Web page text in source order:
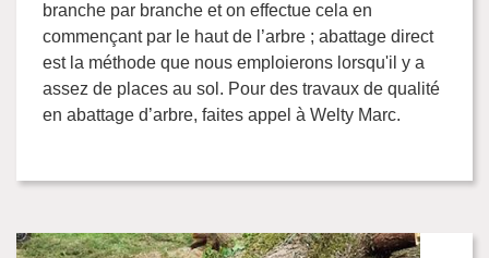
branche par branche et on effectue cela en
commençant par le haut de l’arbre ; abattage direct
est la méthode que nous emploierons lorsqu'il y a
assez de places au sol. Pour des travaux de qualité
en abattage d’arbre, faites appel à Welty Marc.